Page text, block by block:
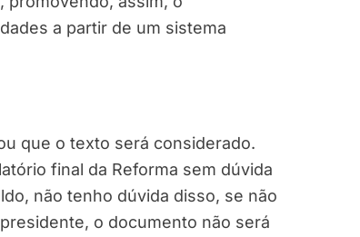
a partir de um sistema
que o texto será considerado.
final da Reforma sem dúvida
não tenho dúvida disso, se não
o documento não será